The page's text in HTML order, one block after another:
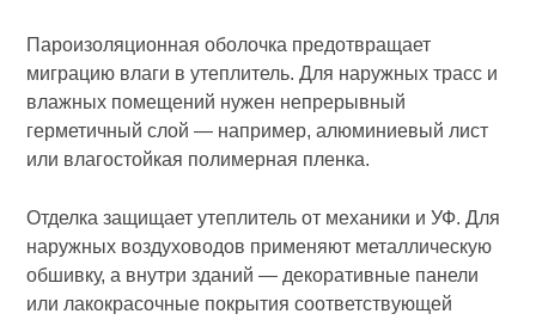
Пароизоляционная оболочка предотвращает
миграцию влаги в утеплитель. Для наружных трасс и
влажных помещений нужен непрерывный
герметичный слой — например, алюминиевый лист
или влагостойкая полимерная пленка.
Отделка защищает утеплитель от механики и УФ. Для
наружных воздуховодов применяют металлическую
обшивку, а внутри зданий — декоративные панели
или лакокрасочные покрытия соответствующей